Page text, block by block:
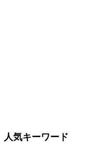
人気キーワード